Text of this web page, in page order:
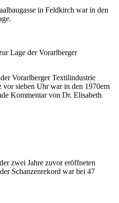
in Feldkirch war in den
Vorarlberger Textilindustrie
sieben Uhr war in den 1970ern
Kommentar von Dr. Elisabeth
zwei Jahre zuvor eröffneten
Schanzenrekord war bei 47